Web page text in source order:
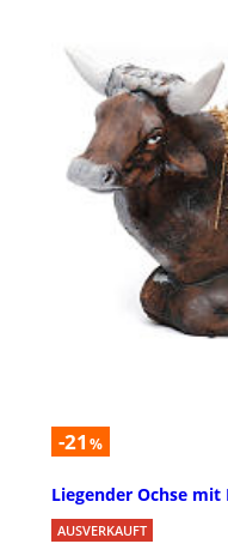
-21 %
Liegender Ochse
AUSVERKAUFT